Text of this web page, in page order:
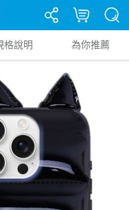
格說明 為你推薦